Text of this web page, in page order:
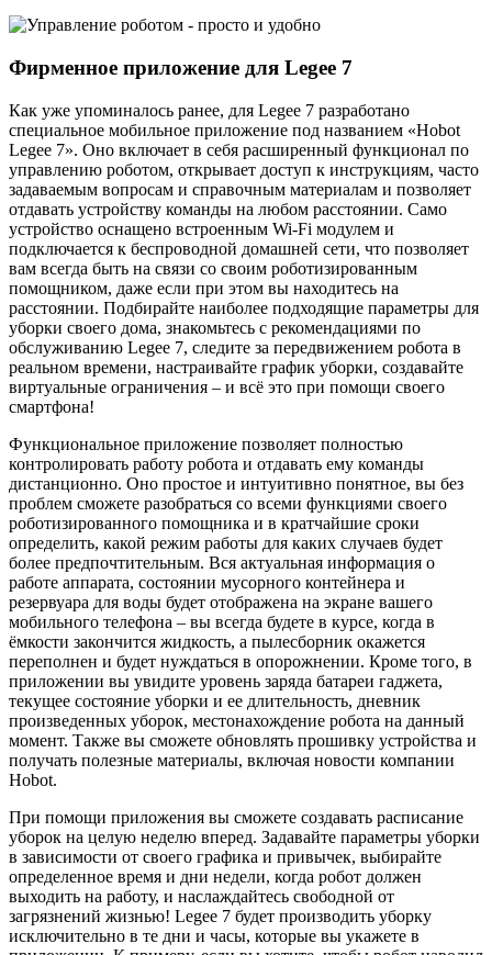
Фирменное приложение для Legee 7
Как уже упоминалось ранее, для Legee 7 разработано
специальное мобильное приложение под названием «Hobot
Legee 7». Оно включает в себя расширенный функционал по
управлению роботом, открывает доступ к инструкциям, часто
задаваемым вопросам и справочным материалам и позволяет
отдавать устройству команды на любом расстоянии. Само
устройство оснащено встроенным Wi-Fi модулем и
подключается к беспроводной домашней сети, что позволяет
вам всегда быть на связи со своим роботизированным
помощником, даже если при этом вы находитесь на
расстоянии. Подбирайте наиболее подходящие параметры для
уборки своего дома, знакомьтесь с рекомендациями по
обслуживанию Legee 7, следите за передвижением робота в
реальном времени, настраивайте график уборки, создавайте
виртуальные ограничения – и всё это при помощи своего
смартфона!
Функциональное приложение позволяет полностью
контролировать работу робота и отдавать ему команды
дистанционно. Оно простое и интуитивно понятное, вы без
проблем сможете разобраться со всеми функциями своего
роботизированного помощника и в кратчайшие сроки
определить, какой режим работы для каких случаев будет
более предпочтительным. Вся актуальная информация о
работе аппарата, состоянии мусорного контейнера и
резервуара для воды будет отображена на экране вашего
мобильного телефона – вы всегда будете в курсе, когда в
ёмкости закончится жидкость, а пылесборник окажется
переполнен и будет нуждаться в опорожнении. Кроме того, в
приложении вы увидите уровень заряда батареи гаджета,
текущее состояние уборки и ее длительность, дневник
произведенных уборок, местонахождение робота на данный
момент. Также вы сможете обновлять прошивку устройства и
получать полезные материалы, включая новости компании
Hobot.
При помощи приложения вы сможете создавать расписание
уборок на целую неделю вперед. Задавайте параметры уборки
в зависимости от своего графика и привычек, выбирайте
определенное время и дни недели, когда робот должен
выходить на работу, и наслаждайтесь свободной от
загрязнений жизнью! Legee 7 будет производить уборку
исключительно в те дни и часы, которые вы укажете в